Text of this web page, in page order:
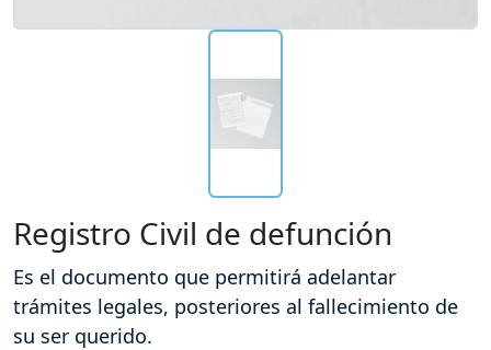
Registro Civil de defunción
Es el documento que permitirá adelantar
trámites legales, posteriores al fallecimiento de
su ser querido.